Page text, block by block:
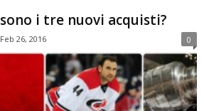
i tre nuovi acquisti?
Feb 26, 2016 0